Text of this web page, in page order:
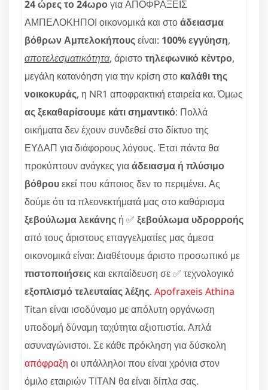
24 ώρες το 24ωρογια ΑΠΟΦΡΑΞΕΙΣ
ΑΜΠΕΛΟΚΗΠΟΙ οικονομικά και στοάδειασμα
βόθρων Αμπελοκήπουςείναι: 100% εγγύηση,
αποτελεσματικότητα, άριστοτηλεφωνικό κέντρο,
μεγάλη κατανόηση για την κρίση στο καλάθι της
νοικοκυράς, η NR1 αποφρακτική εταιρεία κα. Όμως
ας ξεκαθαρίσουμε κάτι σημαντικό: Πολλά
οικήματα δεν έχουν συνδεθεί στο δίκτυο της
ΕΥΔΑΠ για διάφορους λόγους. Έτσι πάντα θα
προκύπτουν ανάγκες γιαάδειασμα ή πλύσιμο
βόθρουεκεί που κάποιος δεν το περιμένει. Ας
δούμε ότι τα πλεονεκτήματά μας στο καθάρισμα
ξεβούλωμα λεκάνης ή ✅ ξεβούλωμα υδρορροής
από τους άριστους επαγγελματίες μας άμεσα
οικονομικά είναι: Διαθέτουμε άριστο προσωπικό με
πιστοποιήσεις και εκπαίδευση σε ✅ τεχνολογικό
εξοπλισμό τελευταίας λέξης. Apofraxeis Athina
Titan είναι ισοδύναμο με απόλυτη οργάνωση
υποδομή δύναμη ταχύτητα αξιοπιστία. Απλά
ασυναγώνιστοι. Σε κάθε πρόκληση για δύσκολη
απόφραξη οι υπάλληλοι που είναι χρόνια στον
όμιλο εταιριών ΤΙΤΑΝ θα είναι δίπλα σας.